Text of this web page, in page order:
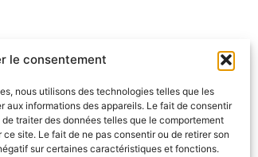
le consentement
nous utilisons des technologies telles que les
informations des appareils. Le fait de consentir
traiter des données telles que le comportement
site. Le fait de ne pas consentir ou de retirer son
sur certaines caractéristiques et fonctions.